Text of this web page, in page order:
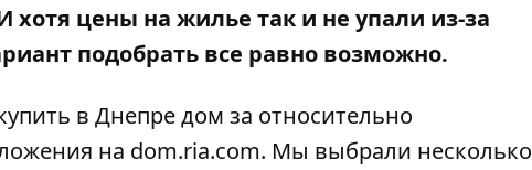
цены на жилье так и не упали из-за
подобрать все равно возможно.
в Днепре дом за относительно
на dom.ria.com. Мы выбрали несколько